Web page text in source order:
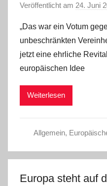
Veröffentlicht am 24. Juni
„Das war ein Votum
unbeschränkten
jetzt eine ehrliche
europäischen Idee
Weiterlesen
Allgemein,
Europa steht auf